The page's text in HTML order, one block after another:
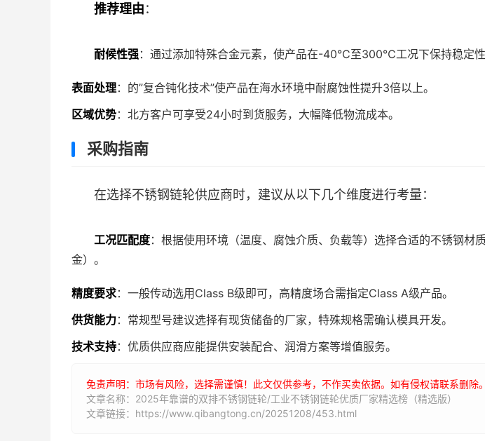
推荐理由：
耐候性强：通过添加特殊合金元素，使产品在-40℃至300℃工况下保持稳定性
表面处理：的”复合钝化技术”使产品在海水环境中耐腐蚀性提升3倍以上。
区域优势：北方客户可享受24小时到货服务，大幅降低物流成本。
采购指南
在选择不锈钢链轮供应商时，建议从以下几个维度进行考量：
工况匹配度：根据使用环境（温度、腐蚀介质、负载等）选择合适的不锈钢材
金）。
精度要求：一般传动选用Class B级即可，高精度场合需指定Class A级产品。
供货能力：常规型号建议选择有现货储备的厂家，特殊规格需确认模具开发。
技术支持：优质供应商应能提供安装配合、润滑方案等增值服务。
免责声明：市场有风险，选择需谨慎！此文仅供参考，不作买卖依据。如有侵权请联系删除。
文章名称：2025年靠谱的双排不锈钢链轮/工业不锈钢链轮优质厂家精选榜（精选版）
文章链接：https://www.qibangtong.cn/20251208/453.html